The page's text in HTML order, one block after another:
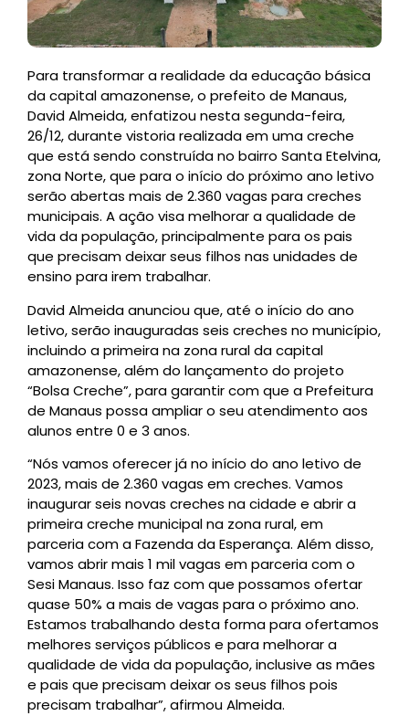
Para transformar a realidade da educação básica
da capital amazonense, o prefeito de Manaus,
David Almeida, enfatizou nesta segunda-feira,
26/12, durante vistoria realizada em uma creche
que está sendo construída no bairro Santa Etelvina,
zona Norte, que para o início do próximo ano letivo
serão abertas mais de 2.360 vagas para creches
municipais. A ação visa melhorar a qualidade de
vida da população, principalmente para os pais
que precisam deixar seus filhos nas unidades de
ensino para irem trabalhar.
David Almeida anunciou que, até o início do ano
letivo, serão inauguradas seis creches no município,
incluindo a primeira na zona rural da capital
amazonense, além do lançamento do projeto
“Bolsa Creche”, para garantir com que a Prefeitura
de Manaus possa ampliar o seu atendimento aos
alunos entre 0 e 3 anos.
“Nós vamos oferecer já no início do ano letivo de
2023, mais de 2.360 vagas em creches. Vamos
inaugurar seis novas creches na cidade e abrir a
primeira creche municipal na zona rural, em
parceria com a Fazenda da Esperança. Além disso,
vamos abrir mais 1 mil vagas em parceria com o
Sesi Manaus. Isso faz com que possamos ofertar
quase 50% a mais de vagas para o próximo ano.
Estamos trabalhando desta forma para ofertamos
melhores serviços públicos e para melhorar a
qualidade de vida da população, inclusive as mães
e pais que precisam deixar os seus filhos pois
precisam trabalhar”, afirmou Almeida.